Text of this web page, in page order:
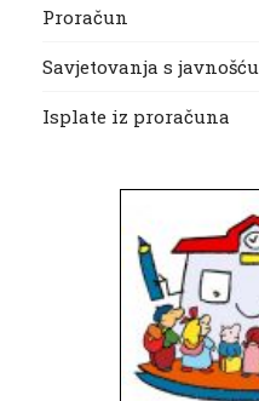
Proračun
Savjetovanja s javnošću
Isplate iz proračuna